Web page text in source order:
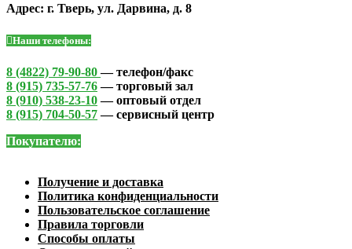
Адрес: г. Тверь, ул. Дарвина, д. 8
Наши телефоны:
8 (4822) 79-90-80— телефон/факс
8 (915) 735-57-76— торговый зал
8 (910) 538-23-10— оптовый отдел
8 (915) 704-50-57— сервисный центр
Покупателю:
Получение и доставка
Политика конфиденциальности
Пользовательское соглашение
Правила торговли
Способы оплаты